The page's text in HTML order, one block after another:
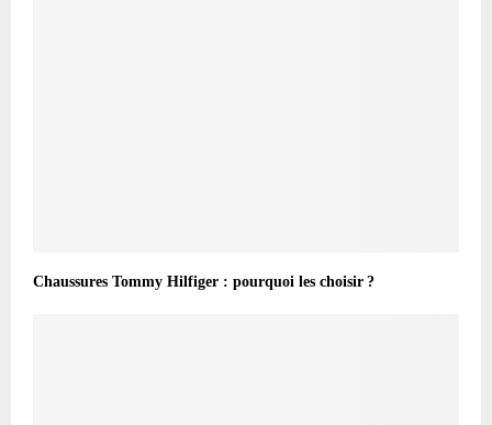
Chaussures Tommy Hilfiger : pourquoi les choisir ?